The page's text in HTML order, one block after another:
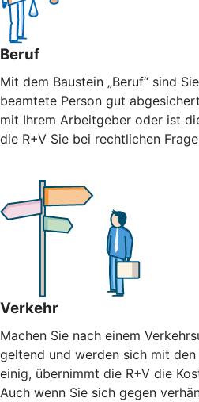
Beruf
Mit dem Baustein „Beruf“ sind
beamtete Person gut
mit Ihrem Arbeitgeber oder ist
die R+V Sie bei rechtlichen
Verkehr
Machen Sie nach einem
geltend und werden sich mit
einig, übernimmt die R+V die
Auch wenn Sie sich gegen